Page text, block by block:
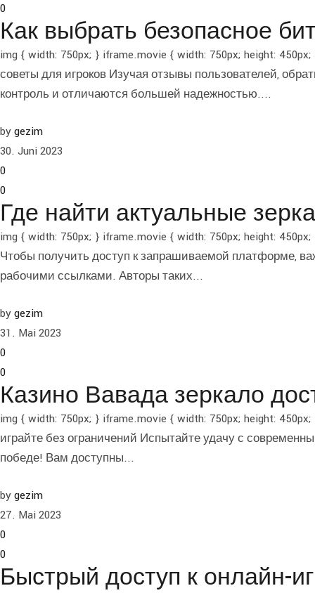
0
Как выбрать безопасное
img { width: 750px; } iframe.movie { width: 750px; height:
советы для игроков Изучая отзывы пользователей,
контроль и отличаются большей надежностью....
bygezim
30. Juni 2023
0
0
Где найти актуальные
img { width: 750px; } iframe.movie { width: 750px; height:
Чтобы получить доступ к запрашиваемой платформе,
рабочими ссылками. Авторы таких...
bygezim
31. Mai 2023
0
0
Казино Вавада зеркало
img { width: 750px; } iframe.movie { width: 750px; height:
играйте без ограничений Испытайте удачу с
победе! Вам доступны...
bygezim
27. Mai 2023
0
0
Быстрый доступ к онлайн-